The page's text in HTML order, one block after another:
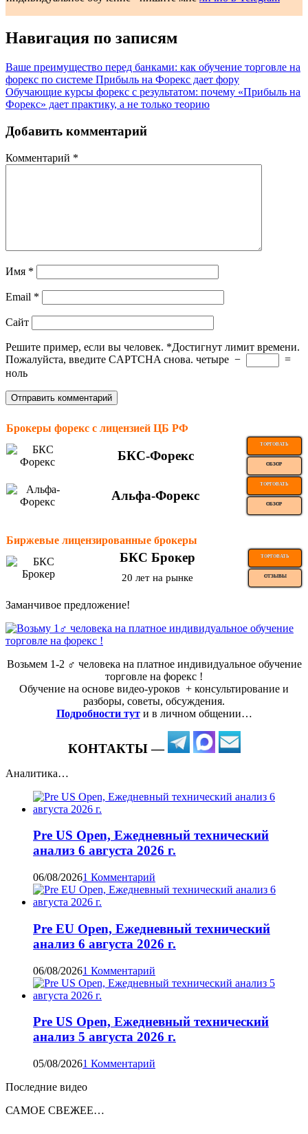
Навигация по записям
Ваше преимущество перед банками: как обучение торговле на
форекс по системе Прибыль на Форекс дает фору
Обучающие курсы форекс с результатом: почему «Прибыль на
Форекс» дает практику, а не только теорию
Добавить комментарий
Комментарий *
Имя *
Email *
Сайт
Решите пример, если вы человек. *Достигнут лимит времени.
Пожалуйста, введите CAPTCHA снова. четыре −
=
ноль
Брокеры форекс с лицензией ЦБ РФ
БКС-Форекс
ТОРГОВАТЬ
ОБЗОР
Альфа-Форекс
ТОРГОВАТЬ
ОБЗОР
Биржевые лицензированные брокеры
БКС Брокер ТОРГОВАТЬ
20 лет на рынке ОТЗЫВЫ
Заманчивое предложение!
Возьмем 1-2 ‍♂️ человека на платное индивидуальное обучение
торговле на форекс !
Обучение на основе видео-уроков ️ + консультирование и
разборы, советы, обсуждения.
Подробности тут и в личном общении…
КОНТАКТЫ —
Аналитика…
Pre US Open, Ежедневный технический
анализ 6 августа 2026 г.
06/08/20261 Комментарий
Pre EU Open, Ежедневный технический
анализ 6 августа 2026 г.
06/08/20261 Комментарий
Pre US Open, Ежедневный технический
анализ 5 августа 2026 г.
05/08/20261 Комментарий
Последние видео
САМОЕ СВЕЖЕЕ…